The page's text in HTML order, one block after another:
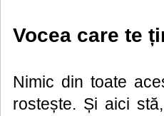
Vocea care te
Nimic din toate
rostește. Și aici